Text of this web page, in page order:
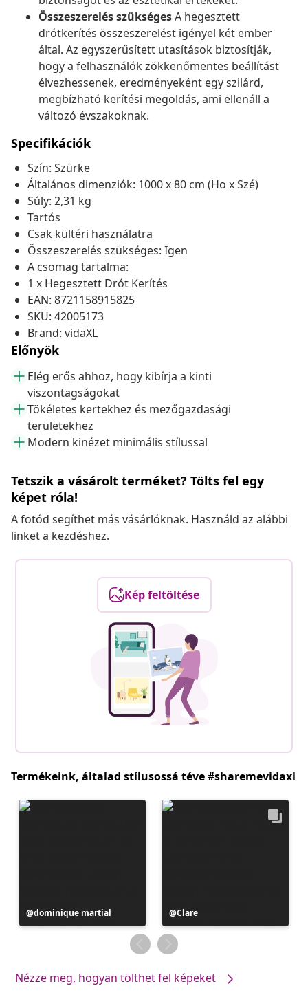
Összeszerelés szükségesA hegesztett
drótkerítés összeszerelést igényel két ember
által. Az egyszerűsített utasítások biztosítják,
hogy a felhasználók zökkenőmentes beállítást
élvezhessenek, eredményeként egy szilárd,
megbízható kerítési megoldás, ami ellenáll a
változó évszakoknak.
Specifikációk
Szín: Szürke
Általános dimenziók: 1000 x 80 cm (Ho x Szé)
Súly: 2,31 kg
Tartós
Csak kültéri használatra
Összeszerelés szükséges: Igen
A csomag tartalma:
1 x Hegesztett Drót Kerítés
EAN: 8721158915825
SKU: 42005173
Brand: vidaXL
Előnyök
Elég erős ahhoz, hogy kibírja a kinti
viszontagságokat
Tökéletes kertekhez és mezőgazdasági
területekhez
Modern kinézet minimális stílussal
Tetszik a vásárolt terméket? Tölts fel egy
képet róla!
A fotód segíthet más vásárlóknak. Használd az alábbi
linket a kezdéshez.
Kép feltöltése
Termékeink, általad stílusossá téve #sharemevidaxl
Bejegyzés
közzétevője
dominique martial
Bejegyzés
közzétevője
Clare
Nézze meg, hogyan tölthet fel képeket